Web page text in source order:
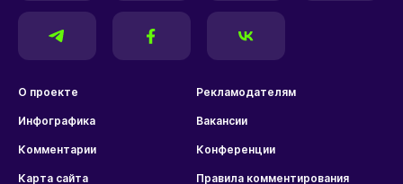
О проекте Рекламодателям
Инфографика Вакансии
Комментарии Конференции
Карта сайта Правила комментирования